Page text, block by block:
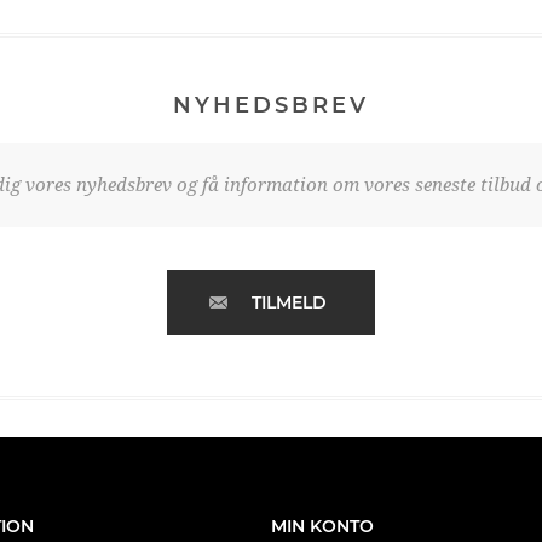
NYHEDSBREV
vores nyhedsbrev og få information om vores seneste tilbud
TILMELD
MIN KONTO